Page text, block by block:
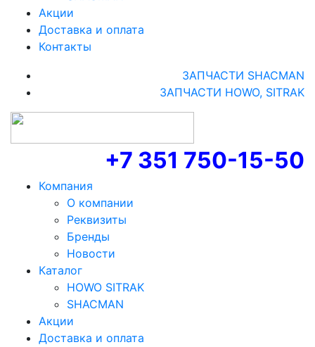
Акции
Доставка и оплата
Контакты
ЗАПЧАСТИ SHACMAN
ЗАПЧАСТИ HOWO, SITRAK
+7 351 750-15-50
Компания
О компании
Реквизиты
Бренды
Новости
Каталог
HOWO SITRAK
SHACMAN
Акции
Доставка и оплата